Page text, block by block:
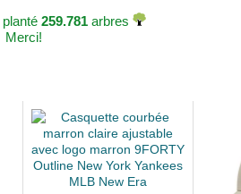
259.781 arbres
Merci!